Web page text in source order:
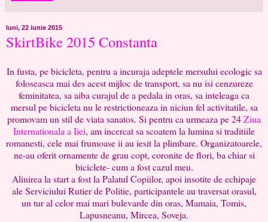
luni, 22 iunie 2015
SkirtBike 2015 Constanta
In fusta, pe bicicleta, pentru a incuraja adeptele mersului ecologic sa
foloseasca mai des acest mijloc de transport, sa nu isi cenzureze
feminitatea, sa aiba curajul de a pedala in oras, sa inteleaga ca
mersul pe bicicleta nu le restrictioneaza in niciun fel activitatile, sa
promovam un stil de viata sanatos. Si pentru ca urmeaza pe 24Ziua
Internationala a Iiei, am incercat sa scoatem la lumina si traditiile
romanesti, cele mai frumoase ii au iesit la plimbare. Organizatoarele,
ne-au oferit ornamente de grau copt, coronite de flori, ba chiar si
biciclete- cum a fost cazul meu.
Alinirea la start a fost la Palatul Copiilor, apoi insotite de echipaje
ale Serviciului Rutier de Politie, participantele au traversat orasul,
un tur al celor mai mari bulevarde din oras, Mamaia, Tomis,
Lapusneanu, Mircea, Soveja.